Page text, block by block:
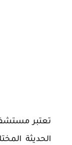
تعتبر
الحديثة